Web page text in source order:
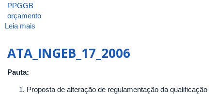
PPGGB
orçamento
Leia mais
ATA_INGEB_17_2006
Pauta:
Proposta de alteração de regulamentação da qualificação